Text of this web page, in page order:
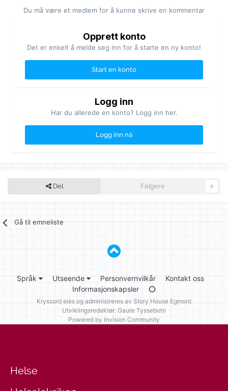
Du må være et medlem for å kunne skrive en kommentar
Opprett konto
Det er enkelt å melde seg inn for å starte en ny konto!
Start en konto
Logg inn
Har du allerede en konto? Logg inn her.
Logg inn nå
Del Følgere 0
Gå til emneliste
Språk Utseende Personvernvilkår
Kontakt oss
Informasjonskapsler
Kryssord eies og administreres av Story House Egmont
Utviklingsredaktør: Gaute Tyssebotn
Powered by Invision Community
Helse